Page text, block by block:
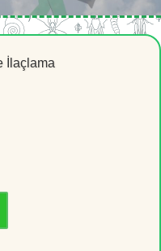
İlaçlama